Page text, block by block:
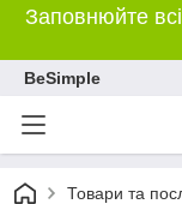
Заповнюйте
BeSimple
Товари та